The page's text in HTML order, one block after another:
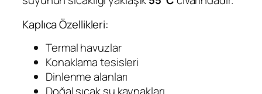
Kaplıca Özellikleri:
Termal havuzlar
Konaklama tesisleri
Dinlenme alanları